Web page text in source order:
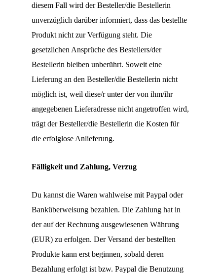
diesem Fall wird der Besteller/die Bestellerin
unverzüglich darüber informiert, dass das bestellte
Produkt nicht zur Verfügung steht. Die
gesetzlichen Ansprüche des Bestellers/der
Bestellerin bleiben unberührt. Soweit eine
Lieferung an den Besteller/die Bestellerin nicht
möglich ist, weil diese/r unter der von ihm/ihr
angegebenen Lieferadresse nicht angetroffen wird,
trägt der Besteller/die Bestellerin die Kosten für
die erfolglose Anlieferung.
Fälligkeit und Zahlung, Verzug
Du kannst die Waren wahlweise mit Paypal oder
Banküberweisung bezahlen. Die Zahlung hat in
der auf der Rechnung ausgewiesenen Währung
(EUR) zu erfolgen. Der Versand der bestellten
Produkte kann erst beginnen, sobald deren
Bezahlung erfolgt ist bzw. Paypal die Benutzung